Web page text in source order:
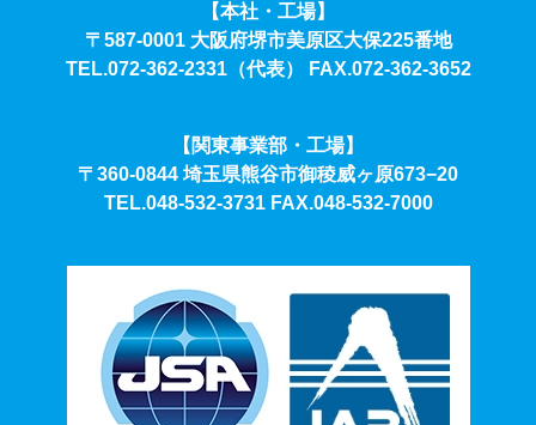
【本社・工場】
〒587-0001 大阪府堺市美原区大保225番地
TEL.072-362-2331（代表）
FAX.072-362-3652
【関東事業部・工場】
〒360-0844 埼玉県熊谷市御稜威ヶ原673−20
TEL.048-532-3731 FAX.048-532-7000